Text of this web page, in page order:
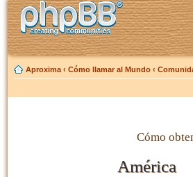
Aproxima ‹ Cómo llamar al Mundo ‹
Cómo
América